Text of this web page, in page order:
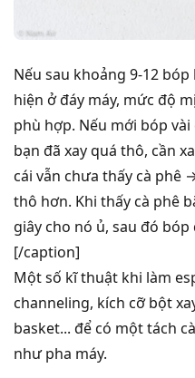
Nếu sau khoảng 9-12
hiện ở đáy máy, mức độ
phù hợp. Nếu mới bóp
bạn đã xay quá thô, cần
cái vẫn chưa thấy cà phê
thô hơn. Khi thấy cà phê
giây cho nó ủ, sau đó
[/caption]
Một số kĩ thuật khi làm
channeling, kích cỡ bột
basket... để có một tách
như pha máy.